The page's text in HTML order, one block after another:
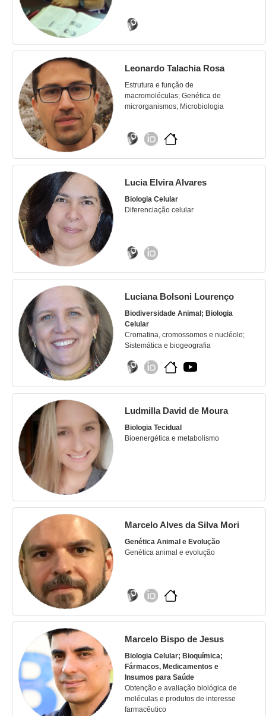
Leonardo Talachia Rosa
Estrutura e função de
macromoléculas; Genética de
microrganismos; Microbiologia
Lucia Elvira Alvares
Biologia Celular
Diferenciação celular
Luciana Bolsoni Lourenço
Biodiversidade Animal; Biologia
Celular
Cromatina, cromossomos e nucléolo;
Sistemática e biogeografia
Ludmilla David de Moura
Biologia Tecidual
Bioenergética e metabolismo
Marcelo Alves da Silva Mori
Genética Animal e Evolução
Genética animal e evolução
Marcelo Bispo de Jesus
Biologia Celular; Bioquímica;
Fármacos, Medicamentos e
Insumos para Saúde
Obtenção e avaliação biológica de
moléculas e produtos de interesse
farmacêutico